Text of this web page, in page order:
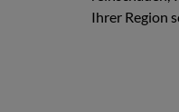
Ihrer Region